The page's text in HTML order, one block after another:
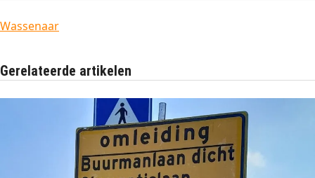
Wassenaar
Gerelateerde artikelen